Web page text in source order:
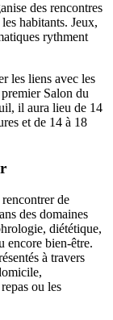
des rencontres
habitants. Jeux,
rythment
les liens avec les
Salon du
il aura lieu de 14
et de 14 à 18
de
des domaines
diététique,
encore bien-être.
à travers
ou les